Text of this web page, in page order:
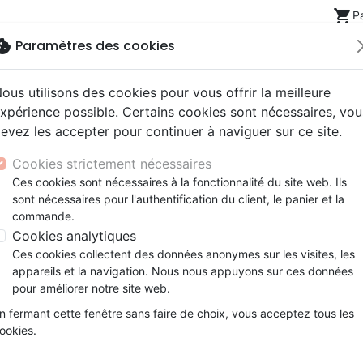
shopping_cart
NouveautésBibles
Segond 21
Segond
NEG
Livres
Famille, couple
Souffrance, Relation d'aide
Santé
eBooks
Couple
Méditations
Souffrance, Relation d'aide
Psychologie
Jeunesse
ans
Bibles jeunesse
Latino, Folk
Soul
Instrumental
Louange, Adoration
Hardrock, Métal
conférences
Documentaires, reportages
Accessoires de Bible
Papeterie
Harold Stern
produits par auteur
Nouveau Testament Bibles grand format
:
favorite_border
Paramètres des cookies
utilisons des cookies pour vous offrir la meilleure
possible. Certains cookies sont nécessaires,
les accepter pour continuer à naviguer sur ce site.
Cookies strictement nécessaires
Ces cookies sont nécessaires à la fonctionnalité du site web. Ils
sont nécessaires pour l'authentification du client, le panier et la
commande.
Cookies analytiques
Ces cookies collectent des données anonymes sur les visites, les
appareils et la navigation. Nous nous appuyons sur ces données
pour améliorer notre site web.
fermant cette fenêtre sans faire de choix, vous acceptez tous les